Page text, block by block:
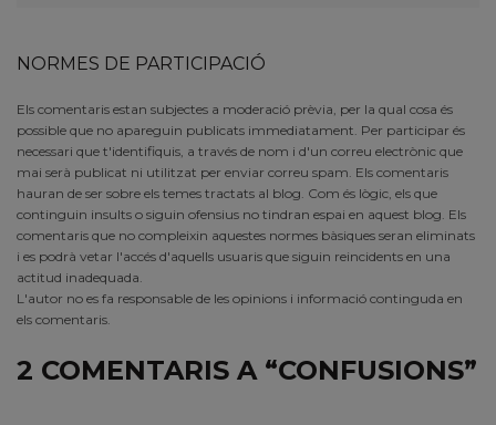
NORMES DE PARTICIPACIÓ
Els comentaris estan subjectes a moderació prèvia, per la qual cosa és
possible que no apareguin publicats immediatament. Per participar és
necessari que t'identifiquis, a través de nom i d'un correu electrònic que
mai serà publicat ni utilitzat per enviar correu spam. Els comentaris
hauran de ser sobre els temes tractats al blog. Com és lògic, els que
continguin insults o siguin ofensius no tindran espai en aquest blog. Els
comentaris que no compleixin aquestes normes bàsiques seran eliminats
i es podrà vetar l'accés d'aquells usuaris que siguin reincidents en una
actitud inadequada.
L'autor no es fa responsable de les opinions i informació continguda en
els comentaris.
2 COMENTARIS A “CONFUSIONS”